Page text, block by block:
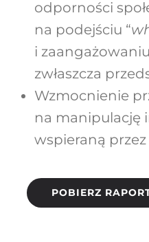
odporności
na podejściu “
i
zwłaszcza
Wzmocnienie
na manipulację
wspieraną
POBIERZ